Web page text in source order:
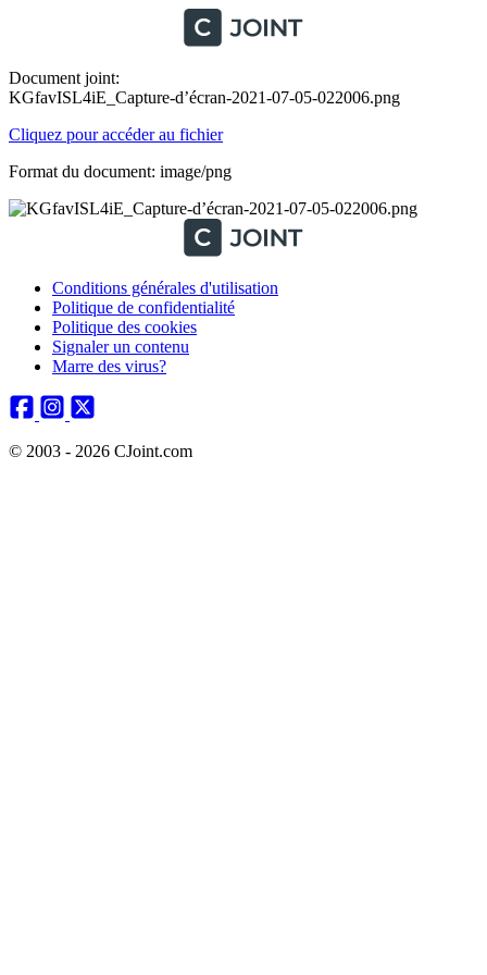
Document joint:
KGfavISL4iE_Capture-d’écran-2021-07-05-022006.png
Cliquez pour accéder au fichier
Format du document: image/png
Conditions générales d'utilisation
Politique de confidentialité
Politique des cookies
Signaler un contenu
Marre des virus?
© 2003 - 2026 CJoint.com